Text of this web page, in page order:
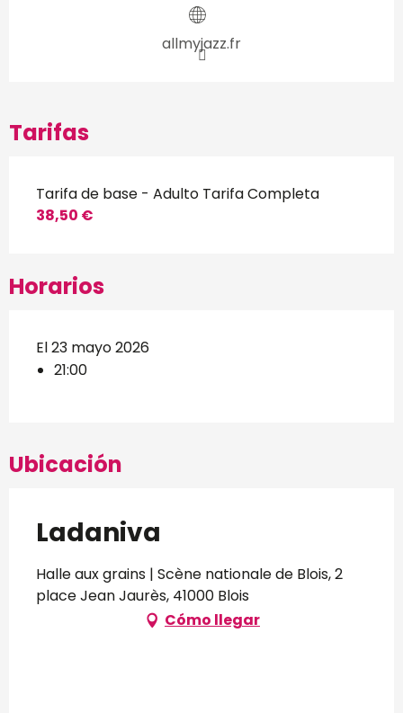
allmyjazz.fr
Tarifas
Tarifa de base - Adulto Tarifa Completa
38,50 €
Horarios
El 23 mayo 2026
21:00
Ubicación
Ladaniva
Halle aux grains | Scène nationale de Blois, 2
place Jean Jaurès, 41000 Blois
Cómo llegar